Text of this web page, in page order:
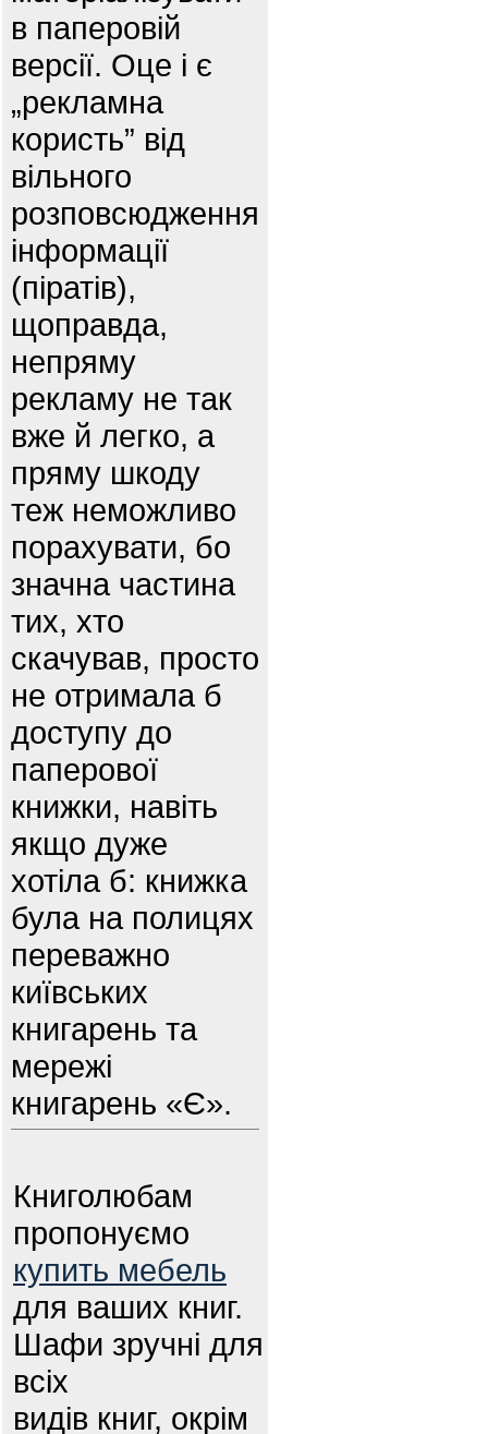
в паперовій
версії. Оце і є
„рекламна
користь” від
вільного
розповсюдження
інформації
(піратів),
щоправда,
непряму
рекламу не так
вже й легко, а
пряму шкоду
теж неможливо
порахувати, бо
значна частина
тих, хто
скачував, просто
не отримала б
доступу до
паперової
книжки, навіть
якщо дуже
хотіла б: книжка
була на полицях
переважно
київських
книгарень та
мережі
книгарень «Є».
Книголюбам
пропонуємо
купить мебель
для ваших книг.
Шафи зручні для
всіх
видів книг, окрім